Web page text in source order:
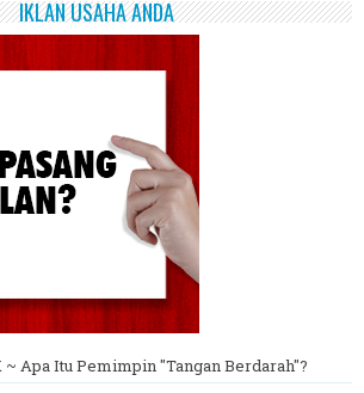
IKLAN USAHA ANDA
Apa Itu Pemimpin "Tangan Berdarah"?